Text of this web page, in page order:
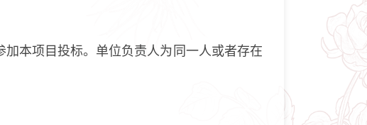
本项目投标。单位负责人为同一人或者存在